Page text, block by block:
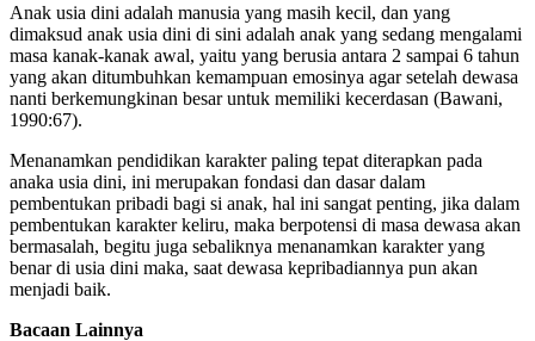
Anak usia dini adalah manusia yang masih kecil, dan yang
dimaksud anak usia dini di sini adalah anak yang sedang mengalami
masa kanak-kanak awal, yaitu yang berusia antara 2 sampai 6 tahun
yang akan ditumbuhkan kemampuan emosinya agar setelah dewasa
nanti berkemungkinan besar untuk memiliki kecerdasan (Bawani,
1990:67).
Menanamkan pendidikan karakter paling tepat diterapkan pada
anaka usia dini, ini merupakan fondasi dan dasar dalam
pembentukan pribadi bagi si anak, hal ini sangat penting, jika dalam
pembentukan karakter keliru, maka berpotensi di masa dewasa akan
bermasalah, begitu juga sebaliknya menanamkan karakter yang
benar di usia dini maka, saat dewasa kepribadiannya pun akan
menjadi baik.
Bacaan Lainnya